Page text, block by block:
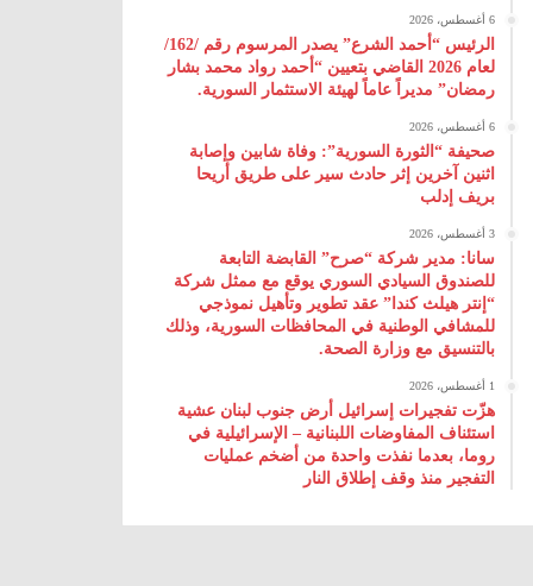
6 أغسطس، 2026
الرئيس “أحمد الشرع” يصدر المرسوم رقم /162/
لعام 2026 ‌القاضي بتعيين “أحمد رواد محمد بشار
رمضان” مديراً عاماً لهيئة ‌الاستثمار السورية.
6 أغسطس، 2026
صحيفة “الثورة السورية”: وفاة شابين وإصابة
اثنين آخرين إثر حادث سير على طريق أريحا
بريف إدلب
3 أغسطس، 2026
سانا: مدير شركة “صرح” القابضة التابعة
للصندوق السيادي السوري يوقع مع ممثل شركة
“إنتر هيلث كندا” عقد تطوير وتأهيل نموذجي
للمشافي الوطنية في المحافظات السورية، وذلك
بالتنسيق مع وزارة الصحة.
1 أغسطس، 2026
هزّت تفجيرات إسرائيل أرض جنوب لبنان عشية
استئناف المفاوضات اللبنانية – الإسرائيلية في
روما، بعدما نفذت واحدة من أضخم عمليات
التفجير منذ وقف إطلاق النار